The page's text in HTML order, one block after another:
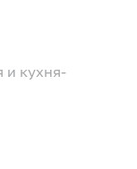
и кухня-